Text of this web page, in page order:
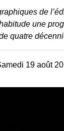
de
une
quatre
19 août